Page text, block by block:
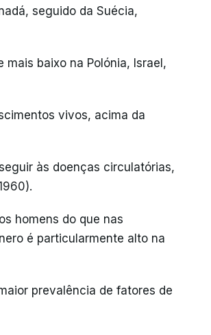
seguido da Suécia,
baixo na Polónia, Israel,
vivos, acima da
às doenças circulatórias,
homens do que nas
é particularmente alto na
prevalência de fatores de